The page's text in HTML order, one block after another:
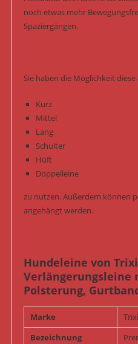
noch etwas mehr
Spaziergängen.
Sie haben die Möglichkeit diese
Kurz
Mittel
Lang
Schulter
Hüft
Doppelleine
zu nutzen. Außerdem können
angehängt werden.
Hundeleine von
Verlängerungsleine
Polsterung,
Marke
Bezeichnung